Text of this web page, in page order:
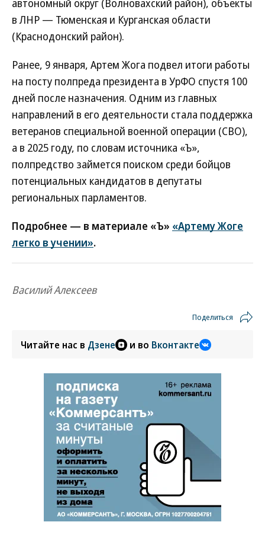
автономный округ (Волновахский район), объекты
в ЛНР — Тюменская и Курганская области
(Краснодонский район).
Ранее, 9 января, Артем Жога подвел итоги работы
на посту полпреда президента в УрФО спустя 100
дней после назначения. Одним из главных
направлений в его деятельности стала поддержка
ветеранов специальной военной операции (СВО),
а в 2025 году, по словам источника «Ъ»,
полпредство займется поиском среди бойцов
потенциальных кандидатов в депутаты
региональных парламентов.
Подробнее — в материале «Ъ» «Артему Жоге
легко в учении».
Василий Алексеев
Поделиться
Читайте нас в Дзене и во Вконтакте